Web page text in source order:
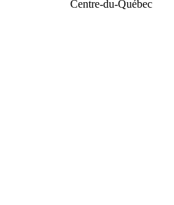
Centre-du-Québec